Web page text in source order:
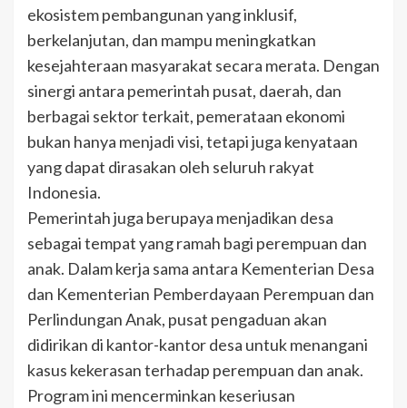
ekosistem pembangunan yang inklusif,
berkelanjutan, dan mampu meningkatkan
kesejahteraan masyarakat secara merata. Dengan
sinergi antara pemerintah pusat, daerah, dan
berbagai sektor terkait, pemerataan ekonomi
bukan hanya menjadi visi, tetapi juga kenyataan
yang dapat dirasakan oleh seluruh rakyat
Indonesia.
Pemerintah juga berupaya menjadikan desa
sebagai tempat yang ramah bagi perempuan dan
anak. Dalam kerja sama antara Kementerian Desa
dan Kementerian Pemberdayaan Perempuan dan
Perlindungan Anak, pusat pengaduan akan
didirikan di kantor-kantor desa untuk menangani
kasus kekerasan terhadap perempuan dan anak.
Program ini mencerminkan keseriusan